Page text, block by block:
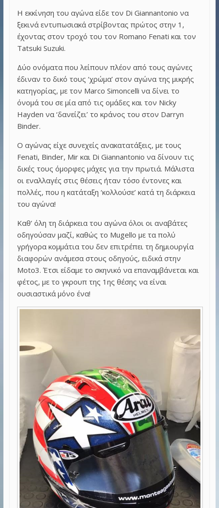
Η εκκίνηση του αγώνα είδε τον Di Giannantonio να
ξεκινά εντυπωσιακά στρίβοντας πρώτος στην 1,
έχοντας στον τροχό του τον Romano Fenati και τον
Tatsuki Suzuki.
Δύο ονόματα που λείπουν πλέον από τους αγώνες
έδιναν το δικό τους ‘χρώμα’ στον αγώνα της μικρής
κατηγορίας, με τον Marco Simoncelli να δίνει το
όνομά του σε μία από τις ομάδες και τον Nicky
Hayden να ‘δανείζει’ το κράνος του στον Darryn
Binder.
Ο αγώνας είχε συνεχείς ανακατατάξεις, με τους
Fenati, Binder, Mir και Di Giannantonio να δίνουν τις
δικές τους όμορφες μάχες για την πρωτιά. Μάλιστα
οι εναλλαγές στις θέσεις ήταν τόσο έντονες και
πολλές, που η κατάταξη ‘κολλούσε’ κατά τη διάρκεια
του αγώνα!
Καθ’ όλη τη διάρκεια του αγώνα όλοι οι αναβάτες
οδηγούσαν μαζί, καθώς το Mugello με τα πολύ
γρήγορα κομμάτια του δεν επιτρέπει τη δημιουργία
διαφορών ανάμεσα στους οδηγούς, ειδικά στην
Moto3. Έτσι είδαμε το σκηνικό να επαναμβάνεται και
φέτος, με το γκρουπ της 1ης θέσης να είναι
ουσιαστικά μόνο ένα!